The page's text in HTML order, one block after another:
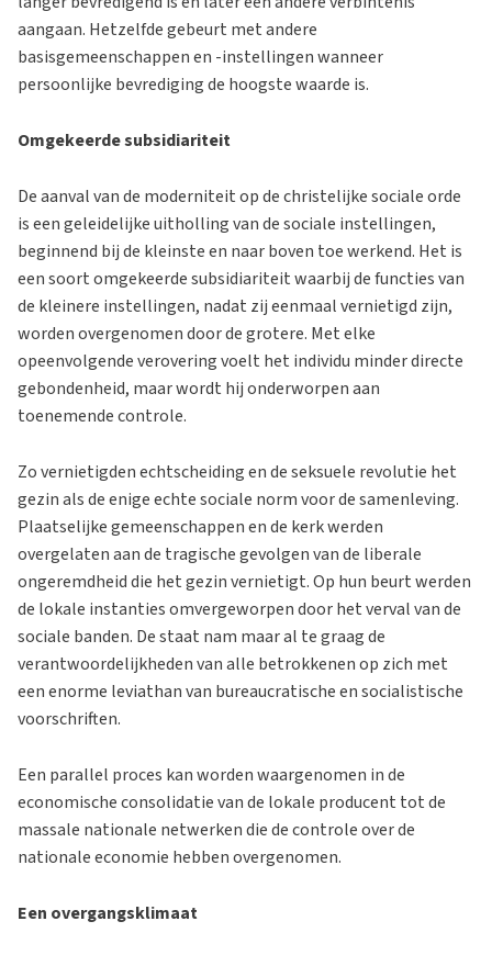
aangaan. Hetzelfde gebeurt met andere
basisgemeenschappen en -instellingen wanneer
persoonlijke bevrediging de hoogste waarde is.
Omgekeerde subsidiariteit
De aanval van de moderniteit op de christelijke sociale orde
is een geleidelijke uitholling van de sociale instellingen,
beginnend bij de kleinste en naar boven toe werkend. Het is
een soort omgekeerde subsidiariteit waarbij de functies van
de kleinere instellingen, nadat zij eenmaal vernietigd zijn,
worden overgenomen door de grotere. Met elke
opeenvolgende verovering voelt het individu minder directe
gebondenheid, maar wordt hij onderworpen aan
toenemende controle.
Zo vernietigden echtscheiding en de seksuele revolutie het
gezin als de enige echte sociale norm voor de samenleving.
Plaatselijke gemeenschappen en de kerk werden
overgelaten aan de tragische gevolgen van de liberale
ongeremdheid die het gezin vernietigt. Op hun beurt werden
de lokale instanties omvergeworpen door het verval van de
sociale banden. De staat nam maar al te graag de
verantwoordelijkheden van alle betrokkenen op zich met
een enorme leviathan van bureaucratische en socialistische
voorschriften.
Een parallel proces kan worden waargenomen in de
economische consolidatie van de lokale producent tot de
massale nationale netwerken die de controle over de
nationale economie hebben overgenomen.
Een overgangsklimaat